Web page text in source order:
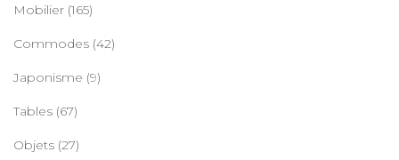
Mobilier (165)
Commodes (42)
Japonisme (9)
Tables (67)
Objets (27)